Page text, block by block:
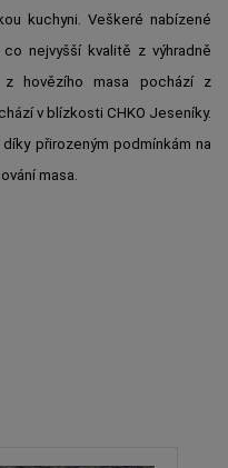
kuchyni. Veškeré nabízené
nejvyšší kvalitě z výhradně
z hovězího masa pochází z
v blízkosti CHKO Jeseníky.
přirozeným podmínkám na
masa.